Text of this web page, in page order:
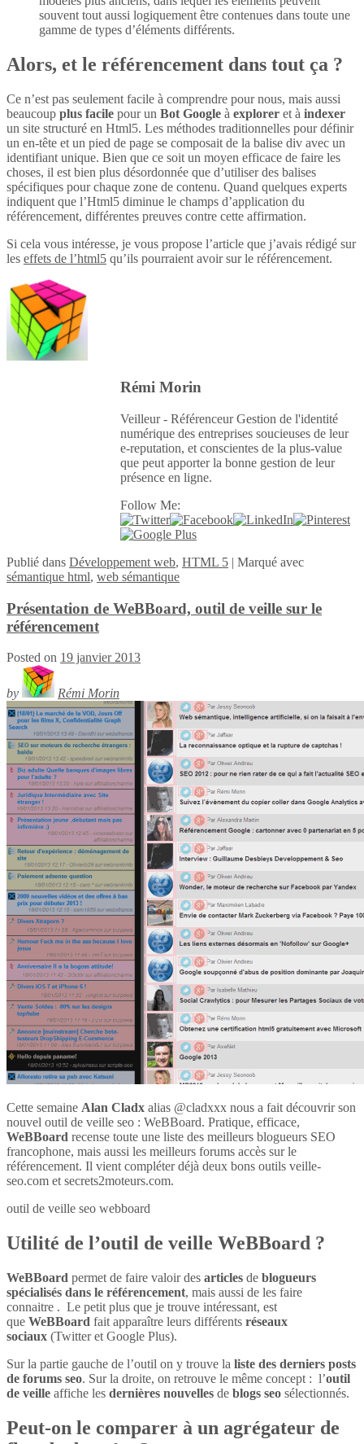
souvent tout aussi logiquement être contenues dans toute une
gamme de types d’éléments différents.
Alors, et le référencement dans tout ça ?
Ce n’est pas seulement facile à comprendre pour nous, mais aussi
beaucoup plus facile pour un Bot Google à explorer et à indexer
un site structuré en Html5. Les méthodes traditionnelles pour définir
un en-tête et un pied de page se composait de la balise div avec un
identifiant unique. Bien que ce soit un moyen efficace de faire les
choses, il est bien plus désordonnée que d’utiliser des balises
spécifiques pour chaque zone de contenu. Quand quelques experts
indiquent que l’Html5 diminue le champs d’application du
référencement, différentes preuves contre cette affirmation.
Si cela vous intéresse, je vous propose l’article que j’avais rédigé sur
les effets de l’html5 qu’ils pourraient avoir sur le référencement.
Rémi Morin
Veilleur - Référenceur Gestion de l'identité
numérique des entreprises soucieuses de leur
e-reputation, et conscientes de la plus-value
que peut apporter la bonne gestion de leur
présence en ligne.
Follow Me:
Publié dans Développement web, HTML 5 | Marqué avec
sémantique html, web sémantique
Présentation de WeBBoard, outil de veille sur le
référencement
Posted on 19 janvier 2013
by Rémi Morin
Cette semaine Alan Cladx alias @cladxxx nous a fait découvrir son
nouvel outil de veille seo : WeBBoard. Pratique, efficace,
WeBBoard recense toute une liste des meilleurs blogueurs SEO
francophone, mais aussi les meilleurs forums accès sur le
référencement. Il vient compléter déjà deux bons outils veille-
seo.com et secrets2moteurs.com.
outil de veille seo webboard
Utilité de l’outil de veille WeBBoard ?
WeBBoard permet de faire valoir des articles de blogueurs
spécialisés dans le référencement, mais aussi de les faire
connaitre . Le petit plus que je trouve intéressant, est
que WeBBoard fait apparaître leurs différents réseaux
sociaux (Twitter et Google Plus).
Sur la partie gauche de l’outil on y trouve la liste des derniers posts
de forums seo. Sur la droite, on retrouve le même concept : l’outil
de veille affiche les dernières nouvelles de blogs seo sélectionnés.
Peut-on le comparer à un agrégateur de